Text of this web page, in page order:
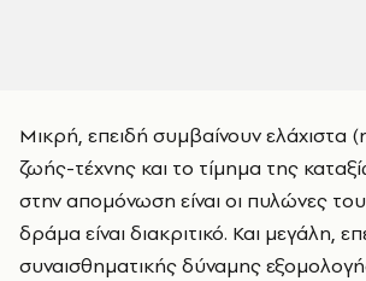
Μικρή, επειδή συμβαίνουν ελάχιστα
ζωής-τέχνης και το τίμημα της
στην απομόνωση είναι οι πυλώνες
δράμα είναι διακριτικό. Και μεγάλη,
συναισθηματικής δύναμης